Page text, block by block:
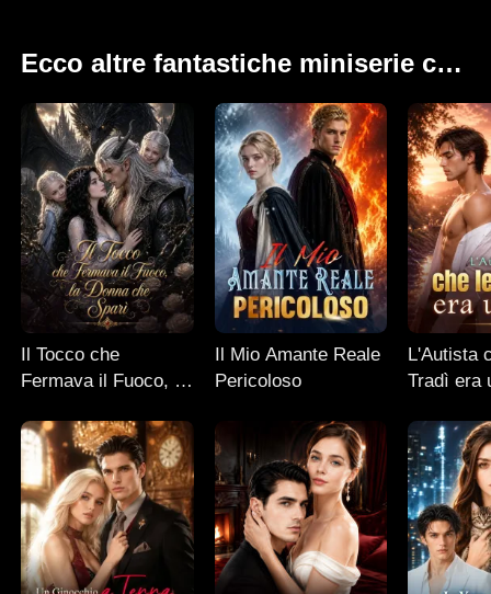
Ecco altre fantastiche miniserie che ti potrebbero piacere
Il Tocco che
Fermava il Fuoco, la
Il Mio Amante Reale
Pericoloso
L'Autista
Tradì era